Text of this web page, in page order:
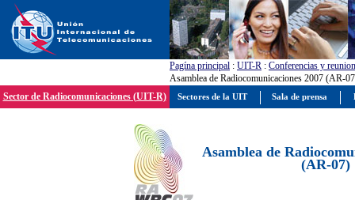
Pagína principal : UIT-R : Conferencias y
Asamblea de Radiocomunicaciones 2007 (AR-
Sector de Radiocomunicaciones (UIT-R)
Asamblea de
(AR-07)
Sectores de la UIT Sala de prensa